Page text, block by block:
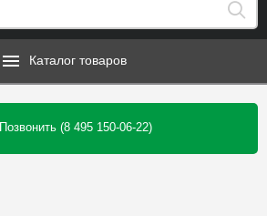
Каталог товаров
Позвонить (8 495 150-06-22)